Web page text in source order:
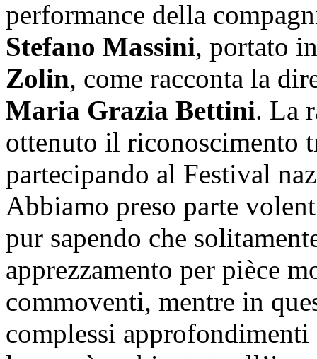
performance della
Stefano Massini, portato
Zolin, come racconta la
Maria Grazia Bettini. La
ottenuto il riconoscimento
partecipando al Festival
Abbiamo preso parte
pur sapendo che
apprezzamento per pièce
commoventi, mentre in
complessi